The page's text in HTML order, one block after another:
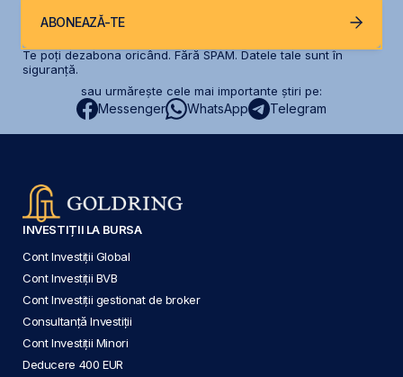
ABONEAZĂ-TE
Te poți dezabona oricând. Fără SPAM. Datele tale sunt în
siguranță.
sau urmărește cele mai importante știri pe:
Messenger WhatsApp Telegram
INVESTIȚII LA BURSA
Cont Investiții Global
Cont Investiții BVB
Cont Investiții gestionat de broker
Consultanță Investiții
Cont Investiții Minori
Deducere 400 EUR